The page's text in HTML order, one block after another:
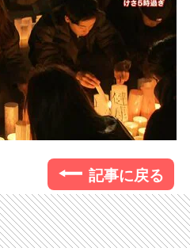
記事に戻る